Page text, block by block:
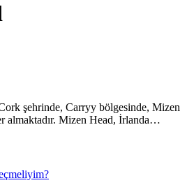
şehrinde, Carryy bölgesinde, Mizen
almaktadır. Mizen Head, İrlanda…